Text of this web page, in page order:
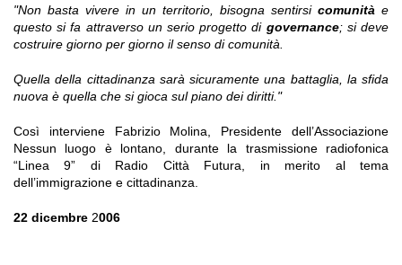
"Non basta vivere in un territorio, bisogna sentirsi comunità e
questo si fa attraverso un serio progetto di governance; si deve
costruire giorno per giorno il senso di comunità.
Quella della cittadinanza sarà sicuramente una battaglia, la sfida
nuova è quella che si gioca sul piano dei diritti."
Così interviene Fabrizio Molina, Presidente dell’Associazione
Nessun luogo è lontano, durante la trasmissione radiofonica
“Linea 9” di Radio Città Futura, in merito al tema
dell’immigrazione e cittadinanza.
22 dicembre 2006